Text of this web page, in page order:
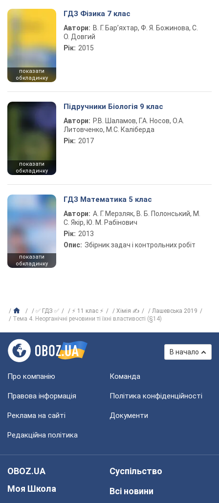
показати
обкладинку
ГДЗ Фізика 7 клас
Автори: В. Г. Бар’яхтар, Ф. Я. Божинова, С.
О. Довгий
Рік: 2015
показати
обкладинку
Підручники Біологія 9 клас
Автори: Р.В. Шаламов, Г.А. Носов, О.А.
Литовченко, М.С. Каліберда
Рік: 2017
показати
обкладинку
ГДЗ Математика 5 клас
Автори: А. Г. Мерзляк, В. Б. Полонський, М.
С. Якір, Ю. М. Рабінович
Рік: 2013
Опис: Збірник задач і контрольних робіт
✅ ГДЗ ✅ ⚡ 11 клас ⚡ Хімія ✍
Лашевська 2019
Тема 4. Неорганічні речовини ті їхні властивості (§14)
В начало
Про компанію Команда
Правова інформація Політика конфіденційності
Реклама на сайті Документи
Редакційна політика
OBOZ.UA
Моя Школа
Суспільство
Всі новини